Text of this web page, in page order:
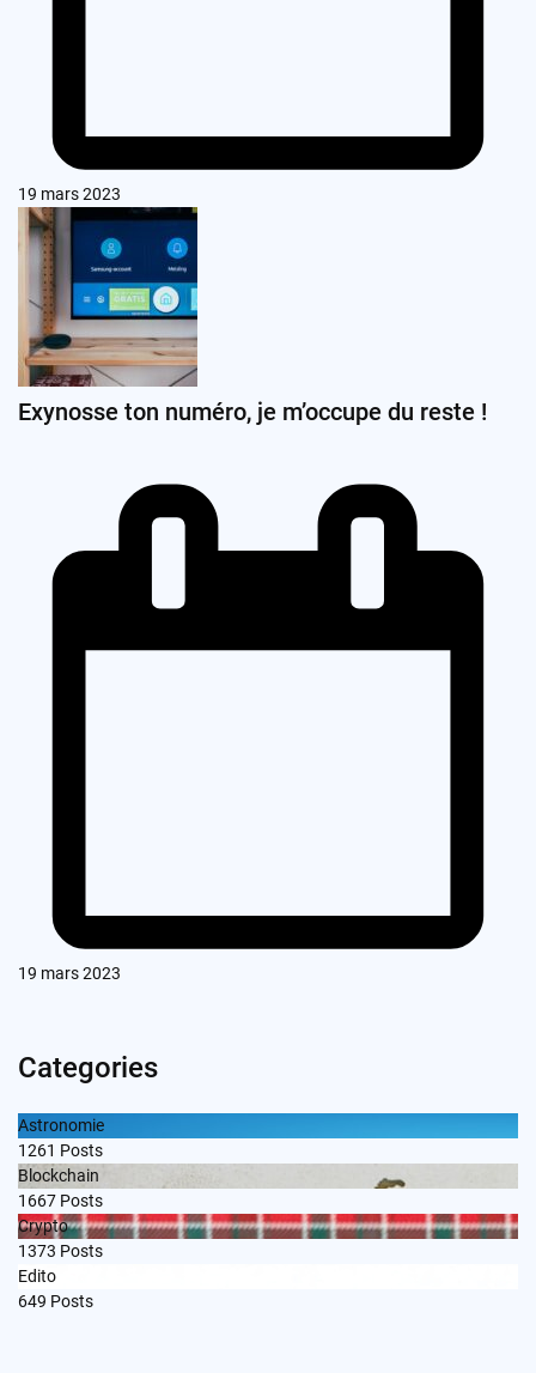
19 mars 2023
Exynosse ton numéro, je m’occupe du reste !
19 mars 2023
Categories
Astronomie
1261 Posts
Blockchain
1667 Posts
Crypto
1373 Posts
Edito
649 Posts